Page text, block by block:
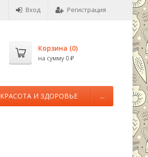
Вход Регистрация
Корзина (0)
на сумму 0 ₽
КРАСОТА И ЗДОРОВЬЕ ...